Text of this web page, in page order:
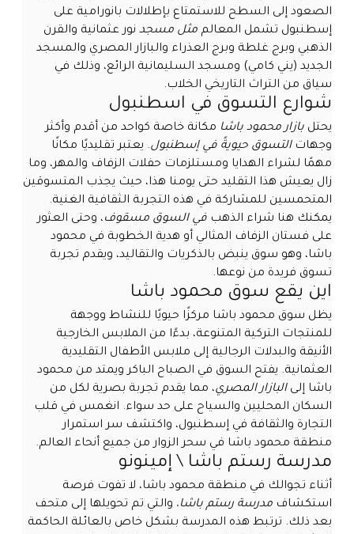
الصعود إلى السطح للاستمتاع بإطلالات بانورامية على
إسطنبول تشمل المعالم مثل مسجد نور عثمانية والقرن
الذهبي وبرج غلطة وبرج العذراء والبازار المصري والمسجد
الجديد (يني كامي) ومسجد السليمانية الرائع، وذلك في
سياق من التراث التاريخي الخلاب.
شوارع التسوق في اسطنبول
يحتلبازار محمود باشا مكانة خاصة كواحد من أقدم وأكثر
وجهات التسوق حيويةً في إسطنبول. يعتبر تقليديًا مكانًا
مهمًا لشراء الهدايا ومستلزمات حفلات الزفاف والمهر، وما
زال يعيش هذا التقليد حتى يومنا هذا، حيث يجذب المتسوقين
المتحمسين للمشاركة في هذه التجربة الثقافية الغنية.
يمكنك هنا شراء الذهب في السوق مسقوف، وحتى العثور
على فستان الزفاف المثالي أو هدية الخطوبة في محمود
باشا، وهو سوق ينبض بالذكريات والتقاليد، ويقدم تجربة
تسوق فريدة من نوعها.
اين يقع سوق محمود باشا
يظل سوق محمود باشا مركزًا حيويًا للنشاط ووجهة
للمنتجات التركية المتنوعة، بدءًا من الملابس الخارجية
الأنيقة والبدلات الرجالية إلى ملابس الأطفال التقليدية
العثمانية. يفتح السوق في الصباح الباكر ويمتد من محمود
باشا إلىالبازار المصري، مما يقدم تجربة بصرية لكل من
السكان المحليين والسياح على حد سواء. انغمس في قلب
التجارة والثقافة في إسطنبول، واكتشف سر استمرار
منطقة محمود باشا في سحر الزوار من جميع أنحاء العالم.
مدرسة رستم باشا \ إمينونو
أثناء تجوالك في منطقة محمود باشا، لا تفوت فرصة
استكشافمدرسة رستم باشا، والتي تم تحويلها إلى متحف
بعد ذلك. ترتبط هذه المدرسة بشكل خاص بالعائلة الحاكمة